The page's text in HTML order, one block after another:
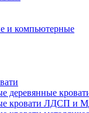
и компьютерные
деревянные
кровати ЛДСП и